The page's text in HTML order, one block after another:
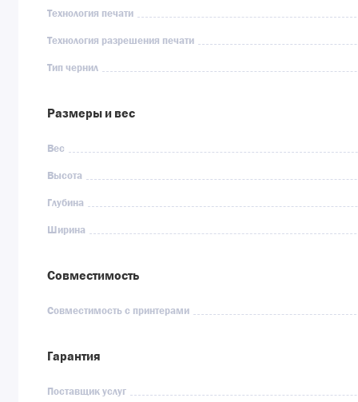
Технология печати
Технология разрешения печати
Тип чернил
Размеры и вес
Вес
Высота
Глубина
Ширина
Совместимость
Совместимость с принтерами
Гарантия
Поставщик услуг